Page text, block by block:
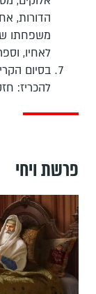
הדורות,
משפחתו
לאחיו,
בסיום
להכריז:
פרשת ויחי